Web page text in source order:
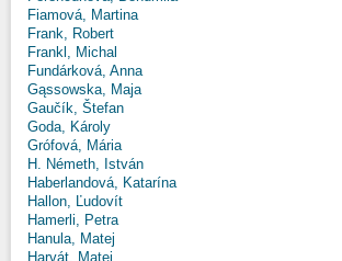
Fiamová, Martina
Frank, Robert
Frankl, Michal
Fundárková, Anna
Gąssowska, Maja
Gaučík, Štefan
Goda, Károly
Grófová, Mária
H. Németh, István
Haberlandová, Katarína
Hallon, Ľudovít
Hamerli, Petra
Hanula, Matej
Harvát, Matej